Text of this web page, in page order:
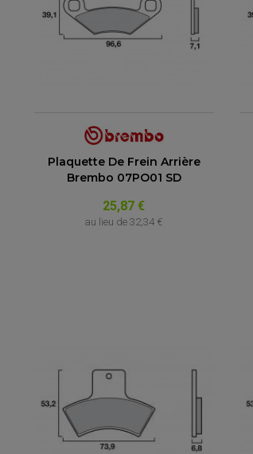
Plaquette De Frein Arrière
Brembo 07PO01 SD
25,87 €
au lieu de32,34 €